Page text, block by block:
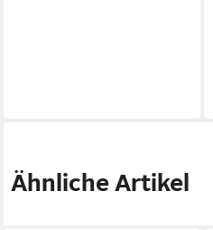
Ähnliche Artikel